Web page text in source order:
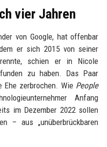
vier Jahren
von Google, hat offenbar
er sich 2015 von seiner
schien er in Nicole
zu haben. Das Paar
Ehe zerbrochen. Wie People
Anfang
im Dezember 2022 sollen
– aus „unüberbrückbaren